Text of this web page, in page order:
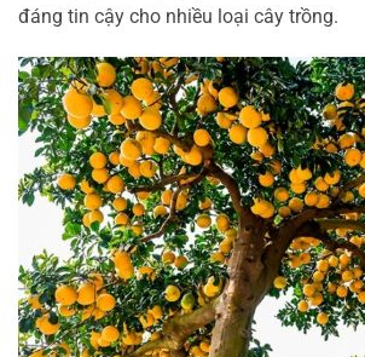
đáng tin cậy cho nhiều loại cây trồng.